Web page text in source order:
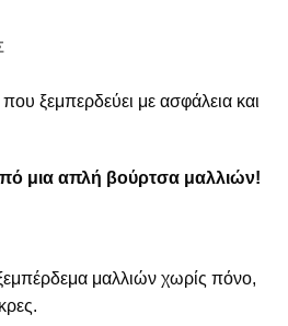
ξεμπερδεύει με ασφάλεια και
μια απλή βούρτσα μαλλιών!
μαλλιών χωρίς πόνο,